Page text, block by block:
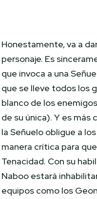
Honestamente, va a
personaje. Es
que invoca a una
que se lleve todos los
blanco de los
de su única). Y es más
la Señuelo obligue a
manera crítica para
Tenacidad. Con su
Naboo estará
equipos como los